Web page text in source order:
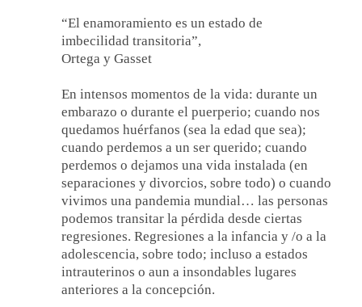
“El enamoramiento es un estado de
imbecilidad transitoria”,
Ortega y Gasset
En intensos momentos de la vida: durante un
embarazo o durante el puerperio; cuando nos
quedamos huérfanos (sea la edad que sea);
cuando perdemos a un ser querido; cuando
perdemos o dejamos una vida instalada (en
separaciones y divorcios, sobre todo) o cuando
vivimos una pandemia mundial… las personas
podemos transitar la pérdida desde ciertas
regresiones. Regresiones a la infancia y /o a la
adolescencia, sobre todo; incluso a estados
intrauterinos o aun a insondables lugares
anteriores a la concepción.